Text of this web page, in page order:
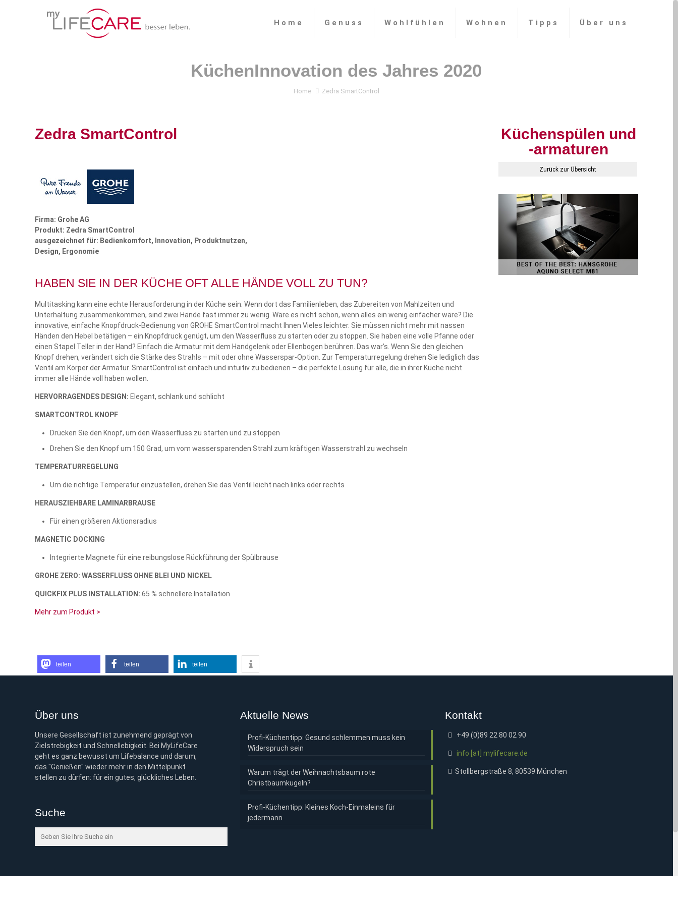
Home Genuss Wohlfühlen Wohnen Tipps Über uns
Home Zedra SmartControl
Zedra SmartControl
Firma: Grohe AG
Produkt: Zedra SmartControl
ausgezeichnet für: Bedienkomfort, Innovation, Produktnutzen,
Design, Ergonomie
HABEN SIE IN DER KÜCHE OFT ALLE HÄNDE VOLL ZU TUN?
Multitasking kann eine echte Herausforderung in der Küche sein. Wenn dort das Familienleben, das Zubereiten von Mahlzeiten und
Unterhaltung zusammenkommen, sind zwei Hände fast immer zu wenig. Wäre es nicht schön, wenn alles ein wenig einfacher wäre? Die
innovative, einfache Knopfdruck-Bedienung von GROHE SmartControl macht Ihnen Vieles leichter. Sie müssen nicht mehr mit nassen
Händen den Hebel betätigen – ein Knopfdruck genügt, um den Wasserfluss zu starten oder zu stoppen. Sie haben eine volle Pfanne oder
einen Stapel Teller in der Hand? Einfach die Armatur mit dem Handgelenk oder Ellenbogen berühren. Das war’s. Wenn Sie den gleichen
Knopf drehen, verändert sich die Stärke des Strahls – mit oder ohne Wasserspar-Option. Zur Temperaturregelung drehen Sie lediglich das
Ventil am Körper der Armatur. SmartControl ist einfach und intuitiv zu bedienen – die perfekte Lösung für alle, die in ihrer Küche nicht
immer alle Hände voll haben wollen.
HERVORRAGENDES DESIGN: Elegant, schlank und schlicht
SMARTCONTROL KNOPF
Drücken Sie den Knopf, um den Wasserfluss zu starten und zu stoppen
Drehen Sie den Knopf um 150 Grad, um vom wassersparenden Strahl zum kräftigen Wasserstrahl zu wechseln
TEMPERATURREGELUNG
Um die richtige Temperatur einzustellen, drehen Sie das Ventil leicht nach links oder rechts
HERAUSZIEHBARE LAMINARBRAUSE
Für einen größeren Aktionsradius
MAGNETIC DOCKING
Integrierte Magnete für eine reibungslose Rückführung der Spülbrause
GROHE ZERO: WASSERFLUSS OHNE BLEI UND NICKEL
QUICKFIX PLUS INSTALLATION: 65 % schnellere Installation
Mehr zum Produkt >
Küchenspülen und
-armaturen
Zurück zur Übersicht
teilen teilen teilen
Über uns
Unsere Gesellschaft ist zunehmend geprägt von
Zielstrebigkeit und Schnellebigkeit. Bei MyLifeCare
geht es ganz bewusst um Lifebalance und darum,
das "Genießen" wieder mehr in den Mittelpunkt
stellen zu dürfen: für ein gutes, glückliches Leben.
Suche
Aktuelle News
Profi-Küchentipp: Gesund schlemmen muss kein
Widerspruch sein
Warum trägt der Weihnachtsbaum rote
Christbaumkugeln?
Profi-Küchentipp: Kleines Koch-Einmaleins für
jedermann
Kontakt
+49 (0)89 22 80 02 90
info [at] mylifecare.de
Stollbergstraße 8, 80539 München